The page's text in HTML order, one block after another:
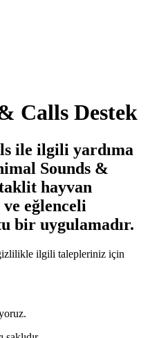
Calls Destek
ile ilgili yardıma
Sounds &
hayvan
eğlenceli
bir uygulamadır.
ilgili talepleriniz için